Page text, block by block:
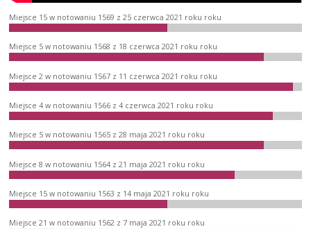
Miejsce 15 w notowaniu 1569 z 25 czerwca 2021 roku roku
Miejsce 5 w notowaniu 1568 z 18 czerwca 2021 roku roku
Miejsce 2 w notowaniu 1567 z 11 czerwca 2021 roku roku
Miejsce 4 w notowaniu 1566 z 4 czerwca 2021 roku roku
Miejsce 5 w notowaniu 1565 z 28 maja 2021 roku roku
Miejsce 8 w notowaniu 1564 z 21 maja 2021 roku roku
Miejsce 15 w notowaniu 1563 z 14 maja 2021 roku roku
Miejsce 21 w notowaniu 1562 z 7 maja 2021 roku roku